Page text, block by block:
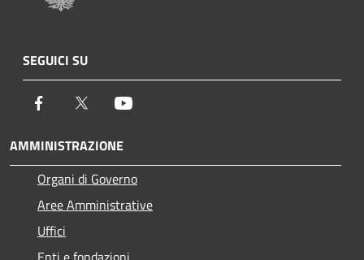
SEGUICI SU
Facebook Twitter
AMMINISTRAZIONE
Organi di Governo
Aree Amministrative
Uffici